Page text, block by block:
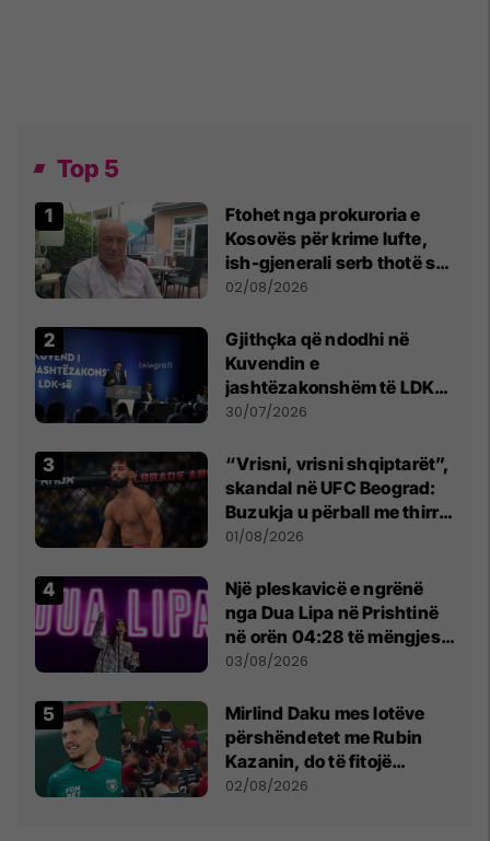
Top 5
Ftohet nga prokuroria e
Kosovës për krime lufte,
ish-gjenerali serb thotë se
dikush e tradhtoi në
02/08/2026
Gjithçka që ndodhi në
Kuvendin e
jashtëzakonshëm të LDK-
së
30/07/2026
“Vrisni, vrisni shqiptarët”,
skandal në UFC Beograd:
Buzukja u përball me thirrje
anti-shqiptare nga
01/08/2026
Një pleskavicë e ngrënë
nga Dua Lipa në Prishtinë
në orën 04:28 të mëngjesit
- dhe bota digjitale serbe
03/08/2026
Mirlind Daku mes lotëve
përshëndetet me Rubin
Kazanin, do të fitojë
miliona te Spartak Moska
02/08/2026